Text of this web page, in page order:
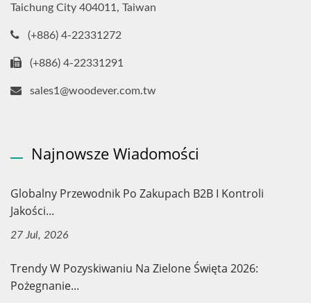
Taichung City 404011, Taiwan
(+886) 4-22331272
(+886) 4-22331291
sales1@woodever.com.tw
Najnowsze Wiadomości
Globalny Przewodnik Po Zakupach B2B I Kontroli
Jakości...
27 Jul, 2026
Trendy W Pozyskiwaniu Na Zielone Święta 2026:
Pożegnanie...